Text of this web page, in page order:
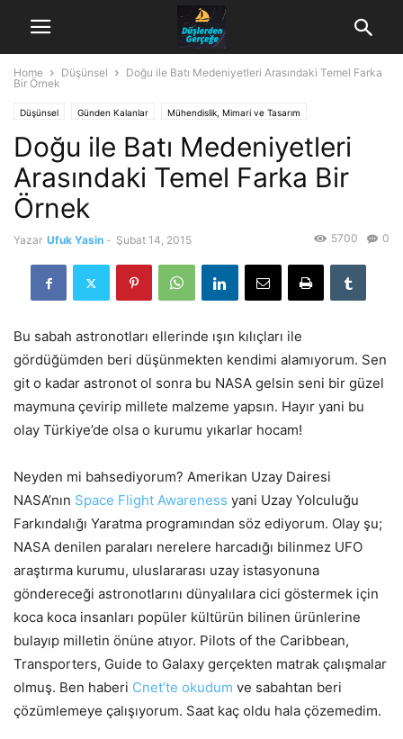
Home Düşünsel
Doğu ile Batı Medeniyetleri Arasındaki Temel Farka
Bir Örnek
Düşünsel Günden Kalanlar Mühendislik, Mimari ve Tasarım
Doğu ile Batı Medeniyetleri
Arasındaki Temel Farka Bir
Örnek
Yazar Ufuk Yasin - Şubat 14, 2015 0
5700
Bu sabah astronotları ellerinde ışın kılıçları ile
gördüğümden beri düşünmekten kendimi alamıyorum. Sen
git o kadar astronot ol sonra bu NASA gelsin seni bir güzel
maymuna çevirip millete malzeme yapsın. Hayır yani bu
olay Türkiye’de olsa o kurumu yıkarlar hocam!
Neyden mi bahsediyorum? Amerikan Uzay Dairesi
NASA’nın Space Flight Awareness yani Uzay Yolculuğu
Farkındalığı Yaratma programından söz ediyorum. Olay şu;
NASA denilen paraları nerelere harcadığı bilinmez UFO
araştırma kurumu, uluslararası uzay istasyonuna
göndereceği astronotlarını dünyalılara cici göstermek için
koca koca insanları popüler kültürün bilinen ürünlerine
bulayıp milletin önüne atıyor. Pilots of the Caribbean,
Transporters, Guide to Galaxy gerçekten matrak çalışmalar
olmuş. Ben haberi Cnet’te okudum ve sabahtan beri
çözümlemeye çalışıyorum. Saat kaç oldu hala çözemedim.